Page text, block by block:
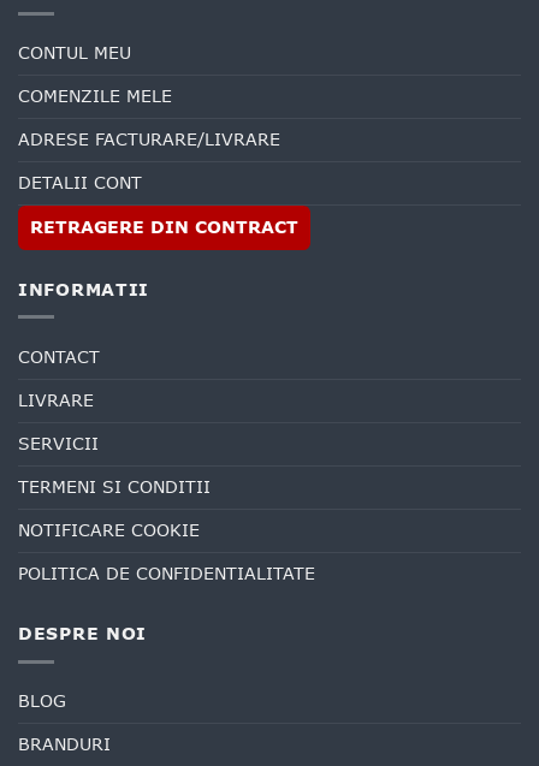
CONTUL MEU
COMENZILE MELE
ADRESE FACTURARE/LIVRARE
DETALII CONT
RETRAGERE DIN CONTRACT
INFORMATII
CONTACT
LIVRARE
SERVICII
TERMENI SI CONDITII
NOTIFICARE COOKIE
POLITICA DE CONFIDENTIALITATE
DESPRE NOI
BLOG
BRANDURI